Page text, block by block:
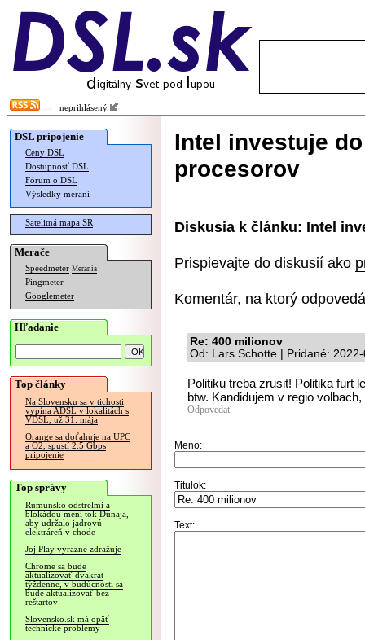
neprihlásený
DSL pripojenie
Ceny DSL
Dostupnosť DSL
Fórum o DSL
Výsledky meraní
Satelitná mapa SR
Merače
Speedmeter Merania
Pingmeter
Googlemeter
Hľadanie
Top články
Na Slovensku sa v tichosti
vypína ADSL v lokalitách s
VDSL, už 31. mája
Orange sa doťahuje na UPC
a O2, spustí 2.5 Gbps
pripojenie
Top správy
Rumunsko odstrelmi a
blokádou mení tok Dunaja,
aby udržalo jadrovú
elektráreň v chode
Joj Play výrazne zdražuje
Chrome sa bude
aktualizovať dvakrát
týždenne, v budúcnosti sa
bude aktualizovať bez
reštartov
Slovensko.sk má opäť
technické problémy
Intel investuje
procesorov
Diskusia k článku: Intel
Prispievajte do diskusií ako
Komentár, na ktorý
Re: 400 milionov
Od: Lars Schotte | Pridané:
Politiku treba zrusit! Politika furt
btw. Kandidujem v regio
Odpovedať
Meno:
Titulok:
Text: